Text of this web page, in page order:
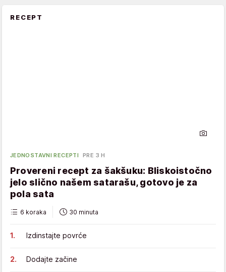
RECEPT
JEDNOSTAVNI RECEPTI PRE 3 H
Provereni recept za šakšuku: Bliskoistočno
jelo slično našem satarašu, gotovo je za
pola sata
6 koraka 30 minuta
Izdinstajte povrće
Dodajte začine